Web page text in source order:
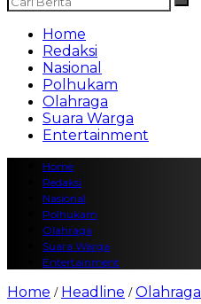
Home
Redaksi
Nasional
Polhukam
Olahraga
Suara Warga
Entertainment
Home
Redaksi
Nasional
Polhukam
Olahraga
Suara Warga
Entertainment
Home / Headline /Olahraga